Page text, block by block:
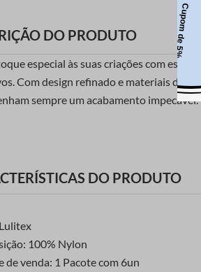
DO PRODUTO
especial às suas criações com este
Com design refinado e materiais de
sempre um acabamento impecável.
DO PRODUTO
100% Nylon
de venda: 1 Pacote com 6un